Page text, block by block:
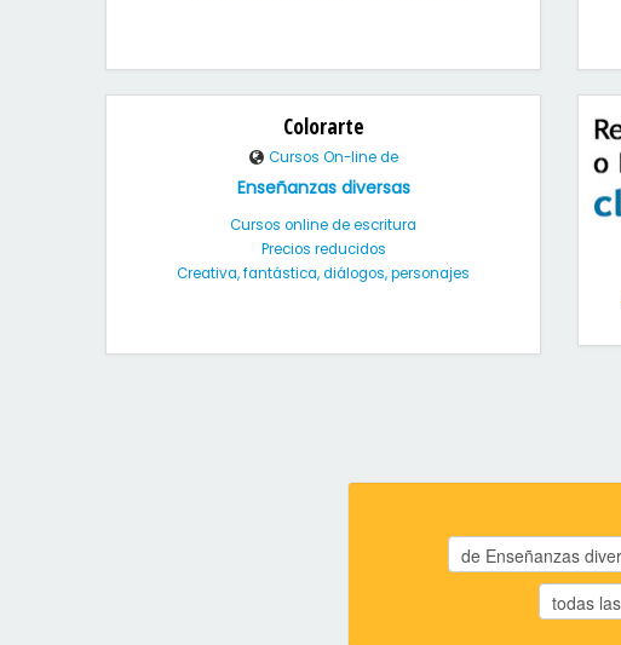
Colorarte
Cursos On-line de
Enseñanzas diversas
Cursos online de escritura
Precios reducidos
Creativa, fantástica, diálogos, personajes